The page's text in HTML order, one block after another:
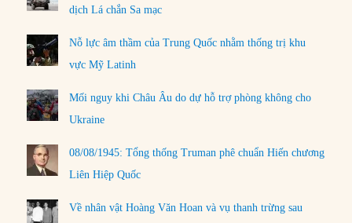
dịch Lá chắn Sa mạc
Nỗ lực âm thầm của Trung Quốc nhằm thống trị khu
vực Mỹ Latinh
Mối nguy khi Châu Âu do dự hỗ trợ phòng không cho
Ukraine
08/08/1945: Tổng thống Truman phê chuẩn Hiến chương
Liên Hiệp Quốc
Về nhân vật Hoàng Văn Hoan và vụ thanh trừng sau